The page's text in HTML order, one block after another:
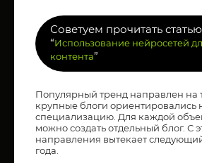
Советуем прочитать статью
“Использование нейросетей
контента”
Популярный тренд направлен на
крупные блоги ориентировались
специализацию. Для каждой
можно создать отдельный блог. С
направления вытекает
года.